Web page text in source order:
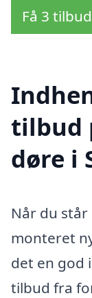
Få 3
tilbud
døre i
Når du
monteret
det en god
tilbud fra